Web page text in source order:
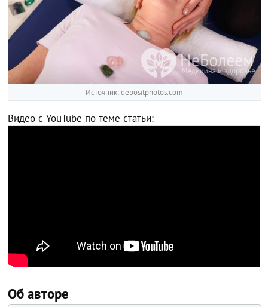
Источник: depositphotos.com
Видео с YouTube по теме статьи:
Об авторе